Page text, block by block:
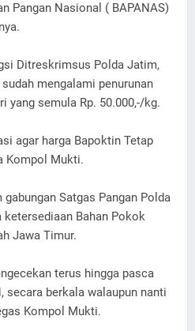
Pangan Nasional ( BAPANAS)
Ditreskrimsus Polda Jatim,
mengalami penurunan
yang semula Rp. 50.000,-/kg.
agar harga Bapoktin Tetap
Kompol Mukti.
Satgas Pangan Polda
Bahan Pokok
Jawa Timur.
terus hingga pasca
secara berkala walaupun nanti
Kompol Mukti.